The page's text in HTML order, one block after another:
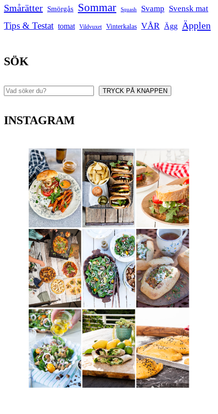
Smårätter Smörgås Sommar Squash Svamp Svensk mat
Tips & Testat tomat Vildvuxet Vinterkalas VÅR Ägg Äpplen
SÖK
Sök TRYCK PÅ KNAPPEN
INSTAGRAM